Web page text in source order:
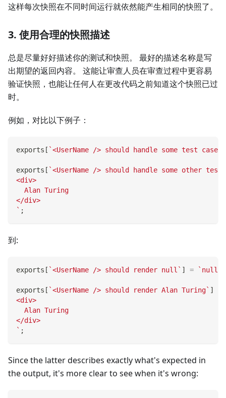
这样每次快照在不同时间运行就依然能产生相同的快照了。
3. 使用合理的快照描述
总是尽量好好描述你的测试和快照。 最好的描述名称是写
出期望的返回内容。 这能让审查人员在审查过程中更容易
验证快照，也能让任何人在更改代码之前知道这个快照已过
时。
例如，对比以下例子：
exports [ `<UserName /> should handle some test case
exports [ `<UserName /> should handle some other test
<div>
  Alan Turing
</div>
` ;
到:
exports [ `<UserName /> should render null ` ] = ` null
exports [ `<UserName /> should render Alan Turing` ]
<div>
  Alan Turing
</div>
` ;
Since the latter describes exactly what's expected in
the output, it's more clear to see when it's wrong: